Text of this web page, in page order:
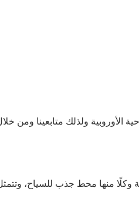
وكلًا منها محط جذب للسياح،